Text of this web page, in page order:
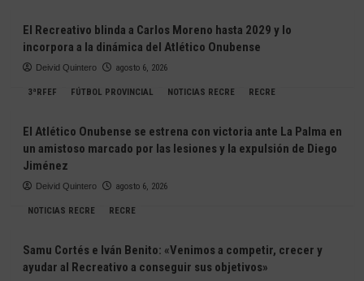
El Recreativo blinda a Carlos Moreno hasta 2029 y lo
incorpora a la dinámica del Atlético Onubense
Deivid Quintero agosto 6, 2026
3ªRFEF FÚTBOL PROVINCIAL NOTICIAS RECRE RECRE
El Atlético Onubense se estrena con victoria ante La Palma en
un amistoso marcado por las lesiones y la expulsión de Diego
Jiménez
Deivid Quintero agosto 6, 2026
NOTICIAS RECRE RECRE
Samu Cortés e Iván Benito: «Venimos a competir, crecer y
ayudar al Recreativo a conseguir sus objetivos»